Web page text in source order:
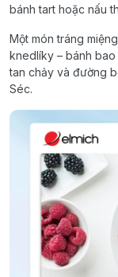
bánh tart hoặc nấu
Một món tráng
knedlíky – bánh
tan chảy và đường
Séc.